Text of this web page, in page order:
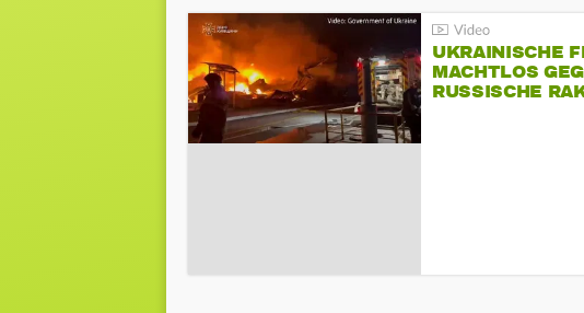
UKRAINISCHE
MACHTLOS
RUSSISCHE